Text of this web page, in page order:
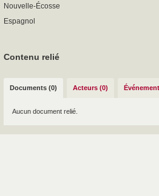
Nouvelle-Écosse
Espagnol
Contenu relié
Documents (0) Acteurs (0)
Aucun document relié.